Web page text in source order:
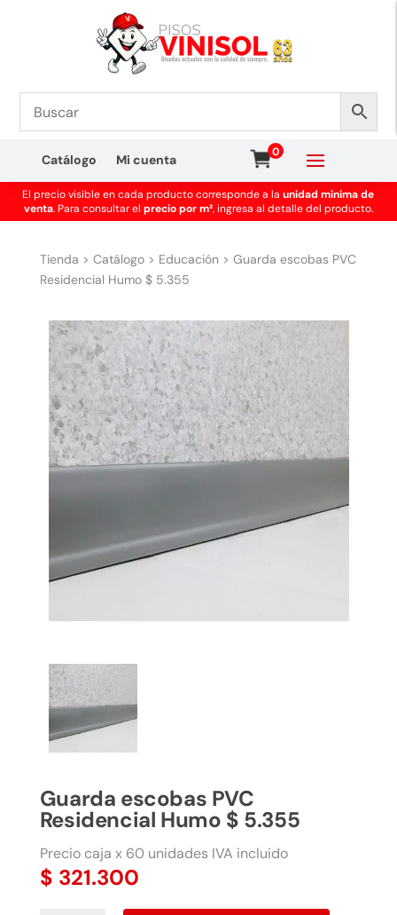
Catálogo Mi cuenta
0
El precio visible en cada producto corresponde a launidad mínima de
venta. Para consultar el precio por m², ingresa al detalle del producto.
Tienda > Catálogo> Educación > Guarda escobas PVC
Residencial Humo $ 5.355
Guarda escobas PVC
Residencial Humo $ 5.355
Precio caja x 60 unidades IVA incluido
$ 321.300